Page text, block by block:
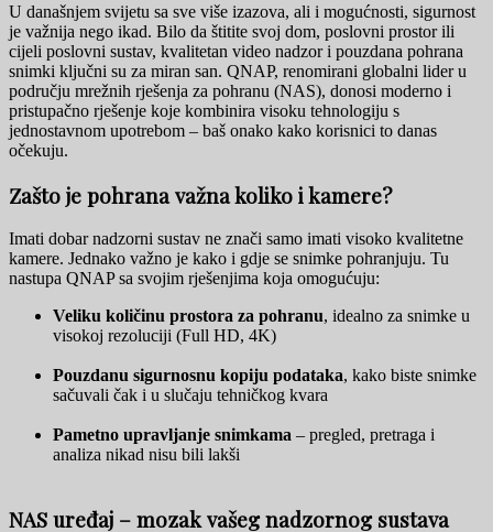
U današnjem svijetu sa sve više izazova, ali i mogućnosti, sigurnost
je važnija nego ikad. Bilo da štitite svoj dom, poslovni prostor ili
cijeli poslovni sustav, kvalitetan video nadzor i pouzdana pohrana
snimki ključni su za miran san. QNAP, renomirani globalni lider u
području mrežnih rješenja za pohranu (NAS), donosi moderno i
pristupačno rješenje koje kombinira visoku tehnologiju s
jednostavnom upotrebom – baš onako kako korisnici to danas
očekuju.
Zašto je pohrana važna koliko i kamere?
Imati dobar nadzorni sustav ne znači samo imati visoko kvalitetne
kamere. Jednako važno je kako i gdje se snimke pohranjuju. Tu
nastupa QNAP sa svojim rješenjima koja omogućuju:
Veliku količinu prostora za pohranu, idealno za snimke u
visokoj rezoluciji (Full HD, 4K)
Pouzdanu sigurnosnu kopiju podataka, kako biste snimke
sačuvali čak i u slučaju tehničkog kvara
Pametno upravljanje snimkama – pregled, pretraga i
analiza nikad nisu bili lakši
NAS uređaj – mozak vašeg nadzornog sustava